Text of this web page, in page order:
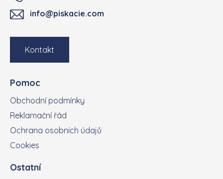
info@piskacie.com
Kontakt
Pomoc
Obchodní podmínky
Reklamační řád
Ochrana osobních údajů
Cookies
Ostatní